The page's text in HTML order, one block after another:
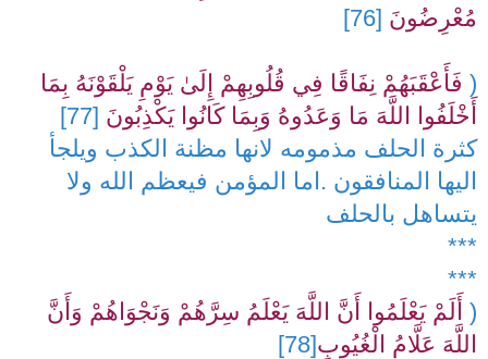
مُعْرِضُونَ [76]
( فَأَعْقَبَهُمْ نِفَاقًا فِي قُلُوبِهِمْ إِلَىٰ يَوْمِ يَلْقَوْنَهُ بِمَا
أَخْلَفُوا اللَّهَ مَا وَعَدُوهُ وَبِمَا كَانُوا يَكْذِبُونَ [77]
كثرة الحلف مذمومه لانها مظنة الكذب ويلجأ
اليها المنافقون .اما المؤمن فيعظم الله ولا
يتساهل بالحلف
***
***
( أَلَمْ يَعْلَمُوا أَنَّ اللَّهَ يَعْلَمُ سِرَّهُمْ وَنَجْوَاهُمْ وَأَنَّ
اللَّهَ عَلَّامُ الْغُيُوبِ[78]